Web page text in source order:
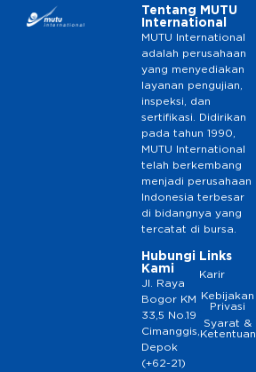
Tentang MUTU
International
MUTU International
adalah perusahaan
yang menyediakan
layanan pengujian,
inspeksi, dan
sertifikasi. Didirikan
pada tahun 1990,
MUTU International
telah berkembang
menjadi perusahaan
Indonesia terbesar
di bidangnya yang
tercatat di bursa.
Hubungi
Kami
Jl. Raya
Bogor KM
33,5 No.19
Cimanggis,
Depok
(+62-21)
Links
Karir
Kebijakan
Privasi
Syarat &
Ketentuan